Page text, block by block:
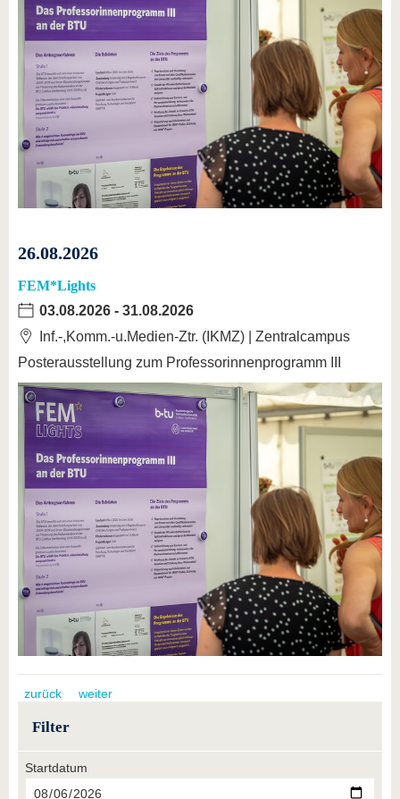
26.08.2026
FEM*Lights
03.08.2026 - 31.08.2026
Inf.-,Komm.-u.Medien-Ztr. (IKMZ) | Zentralcampus
Posterausstellung zum Professorinnenprogramm III
zurück weiter
Filter
Startdatum